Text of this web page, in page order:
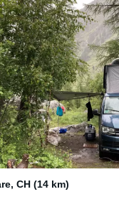
, CH (14 km)